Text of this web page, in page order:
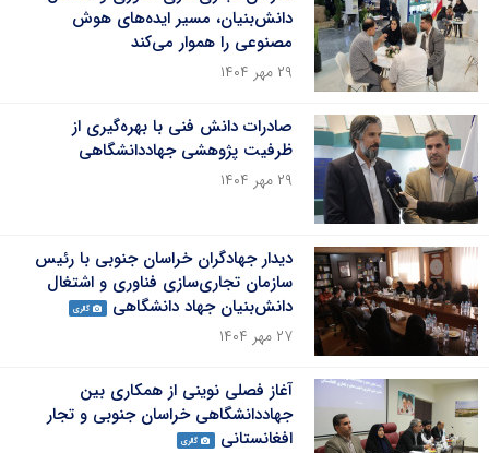
دانش‌بنیان، مسیر ایده‌های هوش
مصنوعی را هموار می‌کند
۲۹ مهر ۱۴۰۴
صادرات دانش فنی با بهره‌گیری از
ظرفیت پژوهشی جهاددانشگاهی
۲۹ مهر ۱۴۰۴
دیدار جهادگران خراسان جنوبی با رئیس
سازمان تجاری‌سازی فناوری و اشتغال
دانش‌بنیان جهاد دانشگاهی
گالری
۲۷ مهر ۱۴۰۴
آغاز فصلی نوینی از همکاری بین
جهاددانشگاهی خراسان جنوبی و تجار
افغانستانی
گالری